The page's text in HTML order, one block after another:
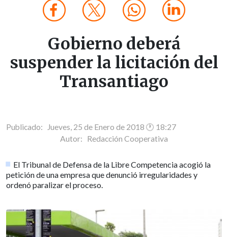
Gobierno deberá
suspender la licitación del
Transantiago
Publicado: Jueves, 25 de Enero de 2018 🕐 18:27
Autor: Redacción Cooperativa
El Tribunal de Defensa de la Libre Competencia acogió la
petición de una empresa que denunció irregularidades y
ordenó paralizar el proceso.